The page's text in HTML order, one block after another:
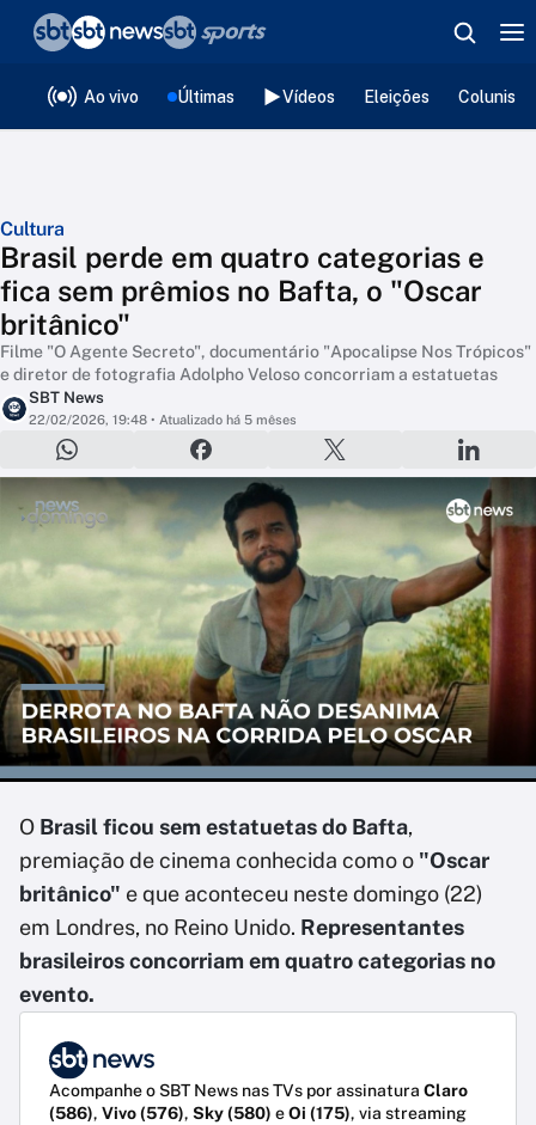
Ao vivo Últimas Vídeos Eleições
Cultura
Brasil perde em quatro categorias e
fica sem prêmios no Bafta, o "Oscar
britânico"
Filme "O Agente Secreto", documentário "Apocalipse Nos Trópicos"
e diretor de fotografia Adolpho Veloso concorriam a estatuetas
SBT News
22/02/2026, 19:48 • Atualizado há 5 mêses
O Brasil ficou sem estatuetas do Bafta,
premiação de cinema conhecida como o "Oscar
britânico" e que aconteceu neste domingo (22)
em Londres, no Reino Unido. Representantes
brasileiros concorriam em quatro categorias no
evento.
Acompanhe o SBT News nas TVs por assinatura Claro
(586), Vivo (576), Sky (580) eOi (175), via streaming
❮voltar
Editorias